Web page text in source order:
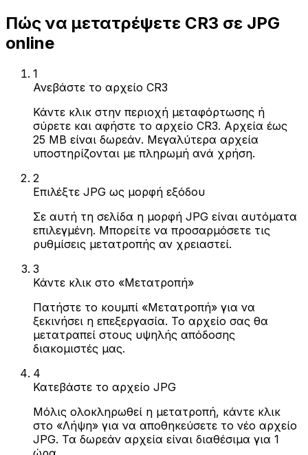
Πώς να μετατρέψετε CR3 σε JPG
online
1
Ανεβάστε το αρχείο CR3
Κάντε κλικ στην περιοχή μεταφόρτωσης ή
σύρετε και αφήστε το αρχείο CR3. Αρχεία έως
25 MB είναι δωρεάν. Μεγαλύτερα αρχεία
υποστηρίζονται με πληρωμή ανά χρήση.
2
Επιλέξτε JPG ως μορφή εξόδου
Σε αυτή τη σελίδα η μορφή JPG είναι αυτόματα
επιλεγμένη. Μπορείτε να προσαρμόσετε τις
ρυθμίσεις μετατροπής αν χρειαστεί.
3
Κάντε κλικ στο «Μετατροπή»
Πατήστε το κουμπί «Μετατροπή» για να
ξεκινήσει η επεξεργασία. Το αρχείο σας θα
μετατραπεί στους υψηλής απόδοσης
διακομιστές μας.
4
Κατεβάστε το αρχείο JPG
Μόλις ολοκληρωθεί η μετατροπή, κάντε κλικ
στο «Λήψη» για να αποθηκεύσετε το νέο αρχείο
JPG. Τα δωρεάν αρχεία είναι διαθέσιμα για 1